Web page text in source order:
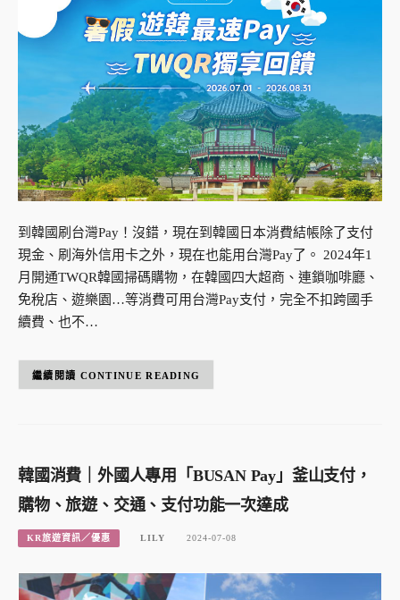
到韓國刷台灣Pay！沒錯，現在到韓國日本消費結帳除了支付
現金、刷海外信用卡之外，現在也能用台灣Pay了。 2024年1
月開通TWQR韓國掃碼購物，在韓國四大超商、連鎖咖啡廳、
免稅店、遊樂園…等消費可用台灣Pay支付，完全不扣跨國手
續費、也不…
CONTINUE READING
韓國消費｜外國人專用「BUSAN Pay」釜山支付，
購物、旅遊、交通、支付功能一次達成
KR旅遊資訊／優惠 LILY 2024-07-08